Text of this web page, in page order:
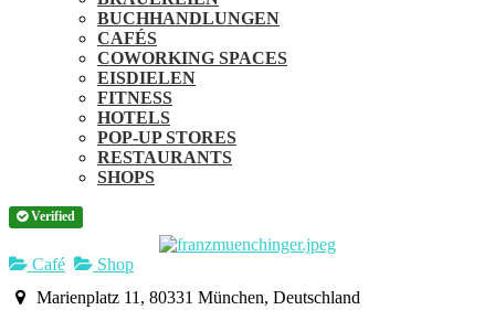
BUCHHANDLUNGEN
CAFÉS
COWORKING SPACES
EISDIELEN
FITNESS
HOTELS
POP-UP STORES
RESTAURANTS
SHOPS
Verified
Café
Shop
Marienplatz 11, 80331 München, Deutschland